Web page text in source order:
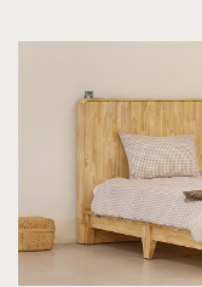
7월 31일
[[블랙
7월 31일
[[블랙
7월 31일
[[헤리
7월 31일 서울